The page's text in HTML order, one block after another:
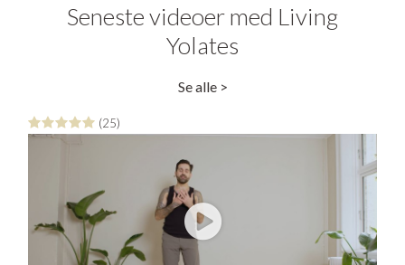
Seneste videoer med Living
Yolates
Se alle >
(25)